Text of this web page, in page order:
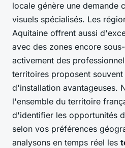
locale génère une demande
visuels spécialisés. Les
Aquitaine offrent aussi
avec des zones encore
activement des
territoires proposent
d'installation avantageuses.
l'ensemble du territoire
d'identifier les opportunités
selon vos préférences
analysons en temps réel les